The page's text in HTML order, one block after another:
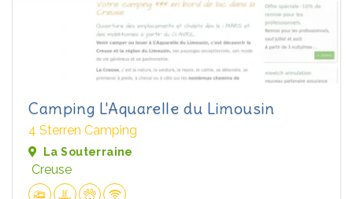
Camping L'Aquarelle du Limousin
4 Sterren Camping
La Souterraine
Creuse